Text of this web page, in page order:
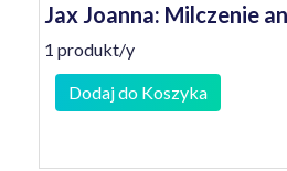
Jax Joanna: Milczenie
1 produkt/y
Dodaj do Koszyka